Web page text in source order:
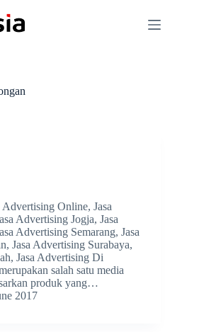
Advertising Online, Jasa
Advertising Jogja, Jasa
Advertising Semarang, Jasa
Jasa Advertising Surabaya,
Jasa Advertising Di
salah satu media
produk yang…
2017